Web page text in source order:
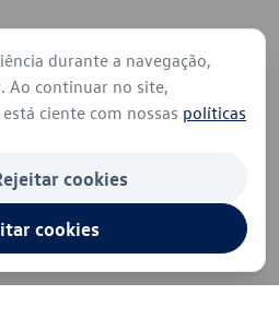
durante a navegação,
Ao continuar no site,
ciente com nossas políticas
cookies
cookies